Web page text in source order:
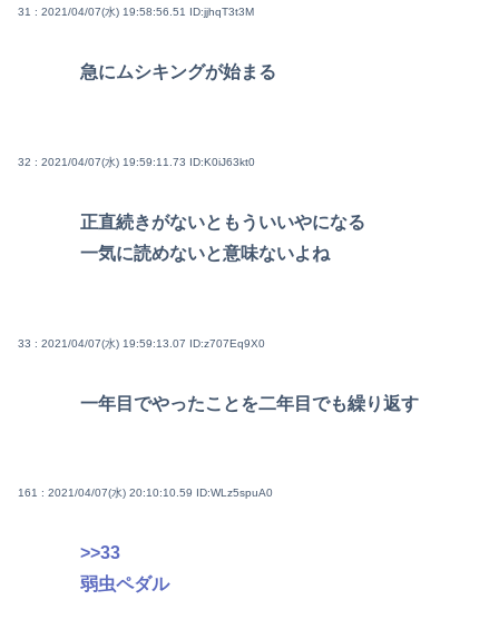
31 : 2021/04/07(水) 19:58:56.51 ID:jjhqT3t3M
急にムシキングが始まる
32 : 2021/04/07(水) 19:59:11.73 ID:K0iJ63kt0
正直続きがないともういいやになる
一気に読めないと意味ないよね
33 : 2021/04/07(水) 19:59:13.07 ID:z707Eq9X0
一年目でやったことを二年目でも繰り返す
161 : 2021/04/07(水) 20:10:10.59 ID:WLz5spuA0
>>33
弱虫ペダル